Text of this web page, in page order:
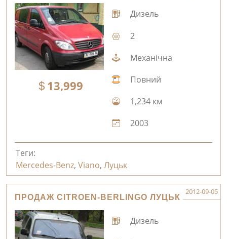
13,999
Дизель
2
Механічна
Повний
1,234 км
2003
Теги:
Mercedes-Benz, Viano, Луцьк
ПРОДАЖ CITROEN-BERLINGO ЛУЦЬК
2012-09-05
Дизель